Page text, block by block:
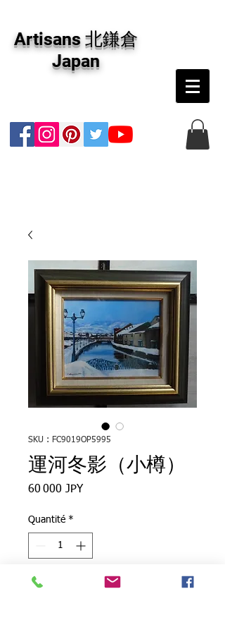
版画・切り絵など、コンテンポラリー並びにフ
ァインアートのオンライン販売をしています。
日本国内の抽象画・具象画の画家に加え、海外
のアーティストの作品もお取り寄せ頂けます。
インテリアとして、大切な方へのギフトとし
Artisans 北鎌倉
Japan
SKU : FC9019OP5995
運河冬影（小樽）
60 000 JPYPrix
Quantité *
Ajouter au panier